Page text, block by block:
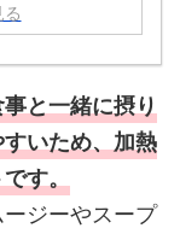
と一緒に摂り
いため、加熱
す。
ジーやスープ